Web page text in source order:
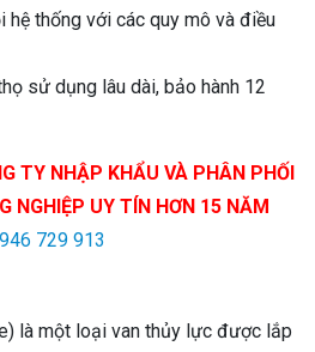
hệ thống với các quy mô và điều
sử dụng lâu dài, bảo hành 12
TY NHẬP KHẨU VÀ PHÂN PHỐI
NGHIỆP UY TÍN HƠN 15 NĂM
729 913
là một loại van thủy lực được lắp